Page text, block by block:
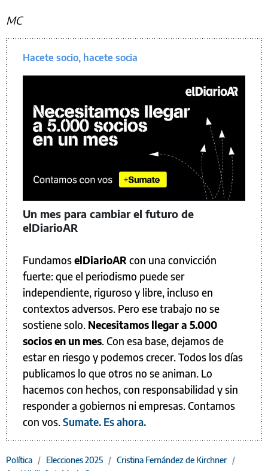
MC
Hacete socio, hacete socia
Un mes para cambiar el futuro de
elDiarioAR
FundamoselDiarioAR con una convicción
fuerte: que el periodismo puede ser
independiente, riguroso y libre, incluso en
contextos adversos. Pero ese trabajo no se
sostiene solo. Necesitamos llegar a 5.000
socios en un mes. Con esa base, dejamos de
estar en riesgo y podemos crecer. Todos los días
publicamos lo que otros no se animan. Lo
hacemos con hechos, con responsabilidad y sin
responder a gobiernos ni empresas. Contamos
con vos.Sumate. Es ahora.
Política / Elecciones 2025 / Cristina Fernández de Kirchner /